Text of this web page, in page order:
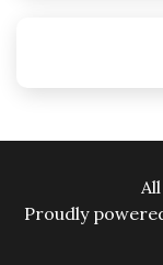
Proudly